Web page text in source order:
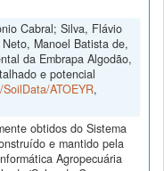
Cabral; Silva, Flávio
Manoel Batista de,
da Embrapa Algodão,
e potencial
ATOEYR,
obtidos do Sistema
e mantido pela
Agropecuária